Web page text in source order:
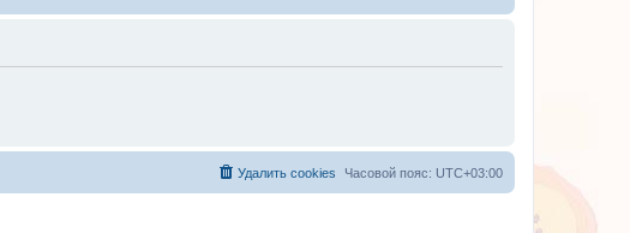
Часовой пояс: UTC+03:00
Удалить cookies